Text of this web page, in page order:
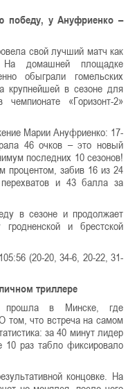
победу, у Ануфриенко –
свой лучший матч как
домашней площадке
обыграли гомельских
крупнейшей в сезоне для
«Горизонт-2»
Марии Ануфриенко: 17-
46 очков – это новый
последних 10 сезонов!
процентом, забив 16 из 24
и 43 балла за
в сезоне и продолжает
и брестской
(20-20, 34-6, 20-22, 31-
триллере
прошла в Минске, где
что встреча на самом
за 40 минут лидер
раз табло фиксировало
концовке. На